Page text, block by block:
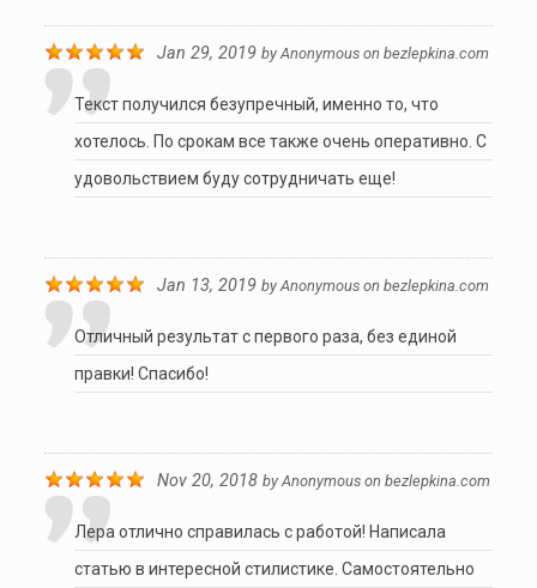
Jan 29, 2019 byAnonymouson bezlepkina.com
Текст получился безупречный, именно то, что
хотелось. По срокам все также очень оперативно. С
удовольствием буду сотрудничать еще!
Jan 13, 2019 byAnonymouson bezlepkina.com
Отличный результат с первого раза, без единой
правки! Спасибо!
Nov 20, 2018 byAnonymouson bezlepkina.com
Лера отлично справилась с работой! Написала
статью в интересной стилистике. Самостоятельно